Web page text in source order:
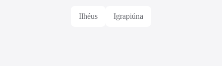
Ilhéus Igrapiúna